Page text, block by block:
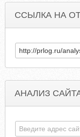
ССЫЛКА НА
АНАЛИЗ